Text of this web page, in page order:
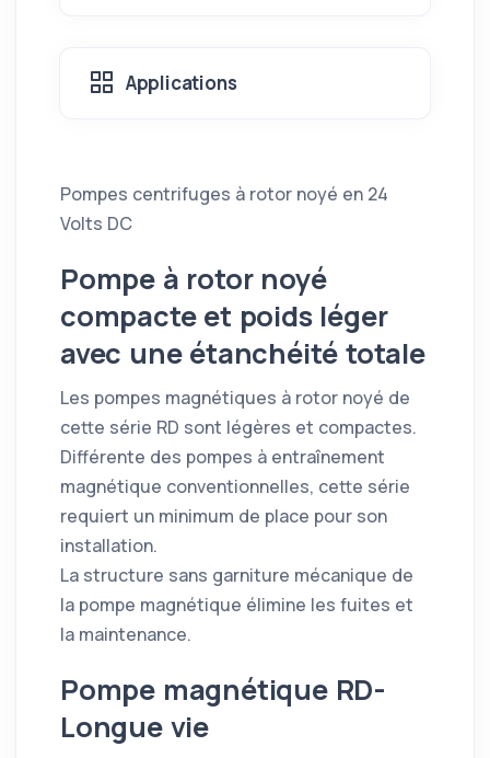
Applications
Pompes centrifuges à rotor noyé en 24
Volts DC
Pompe à rotor noyé
compacte et poids léger
avec une étanchéité totale
Les pompes magnétiques à rotor noyé de
cette série RD sont légères et compactes.
Différente des pompes à entraînement
magnétique conventionnelles, cette série
requiert un minimum de place pour son
installation.
La structure sans garniture mécanique de
la pompe magnétique élimine les fuites et
la maintenance.
Pompe magnétique RD-
Longue vie